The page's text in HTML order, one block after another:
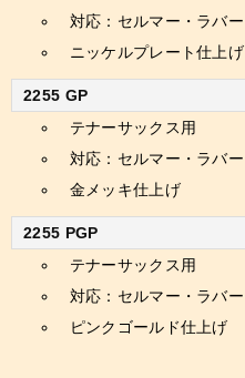
対応：セルマー・ラバー
ニッケルプレート仕上げ
2255 GP
テナーサックス用
対応：セルマー・ラバー
金メッキ仕上げ
2255 PGP
テナーサックス用
対応：セルマー・ラバー
ピンクゴールド仕上げ